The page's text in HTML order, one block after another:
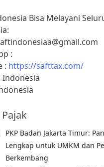
Bisa Melayani
:
: https://safttax.com/
Indonesia
PKP Badan Jakarta Timur:
Lengkap untuk UMKM dan
Berkembang